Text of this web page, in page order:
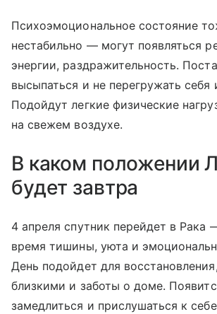
Психоэмоциональное состояние
нестабильно — могут появляться
энергии, раздражительность.
высыпаться и не перегружать
Подойдут легкие физические
на свежем воздухе.
В каком положении
будет завтра
4 апреля спутник перейдет в Рака
время тишины, уюта и
День подойдет для
близкими и заботы о доме.
замедлиться и прислушаться к